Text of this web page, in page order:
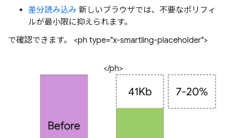
差分読み込み 新しいブラウザでは、不要なポリフィ
ルが最小限に抑えられます。
で確認できます。 <ph type="x-smartling-placeholder">
</ph>